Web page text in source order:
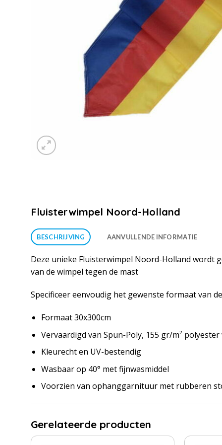
Fluisterwimpel Noord-Holland
BESCHRIJVING AANVULLENDE INFORMATIE
Deze unieke Fluisterwimpel Noord-Holland wordt
van de wimpel tegen de mast
Specificeer eenvoudig het gewenste formaat van
Formaat 30x300cm
Vervaardigd van Spun-Poly, 155 gr/m² polyester
Kleurecht en UV-bestendig
Wasbaar op 40° met fijnwasmiddel
Voorzien van ophanggarnituur met rubberen
Gerelateerde producten